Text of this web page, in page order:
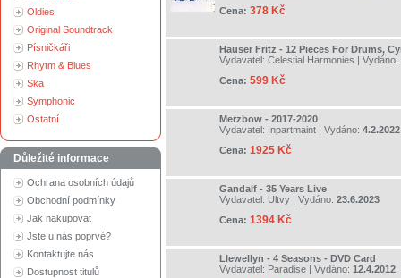
Oldies
Original Soundtrack
Písničkáři
Rhytm & Blues
Ska
Symphonic
Ostatní
Důležité informace
Ochrana osobních údajů
Obchodní podmínky
Jak nakupovat
Jste u nás poprvé?
Kontaktujte nás
Dostupnost titulů
Cena: 378 Kč
Hauser Fritz - 12 Pieces For Drums,
Vydavatel: Celestial Harmonies | Vydáno:
Cena: 599 Kč
Merzbow - 2017-2020
Vydavatel: Inpartmaint | Vydáno: 4.2.2022
Cena: 1925 Kč
Gandalf - 35 Years Live
Vydavatel: Ultvy | Vydáno: 23.6.2023
Cena: 1394 Kč
Llewellyn - 4 Seasons - DVD Card
Vydavatel: Paradise | Vydáno: 12.4.2012